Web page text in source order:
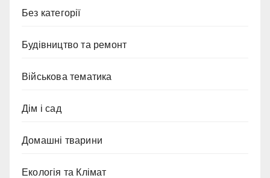
Без категорії
Будівництво та ремонт
Військова тематика
Дім і сад
Домашні тварини
Екологія та Клімат